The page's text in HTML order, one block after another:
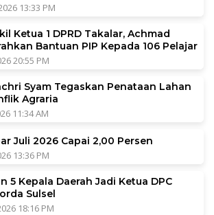
13:33 PM
Ketua 1 DPRD Takalar, Achmad
Bantuan PIP Kepada 106 Pelajar
20:55 PM
Syam Tegaskan Penataan Lahan
Agraria
11:34 AM
Juli 2026 Capai 2,00 Persen
13:36 PM
5 Kepala Daerah Jadi Ketua DPC
Sulsel
18:16 PM